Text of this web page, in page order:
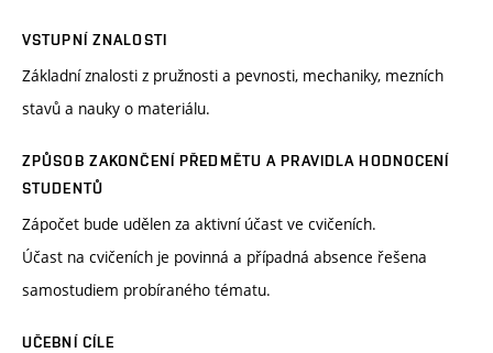
VSTUPNÍ ZNALOSTI
Základní znalosti z pružnosti a pevnosti, mechaniky, mezních
stavů a nauky o materiálu.
ZPŮSOB ZAKONČENÍ PŘEDMĚTU A PRAVIDLA HODNOCENÍ
STUDENTŮ
Zápočet bude udělen za aktivní účast ve cvičeních.
Účast na cvičeních je povinná a případná absence řešena
samostudiem probíraného tématu.
UČEBNÍ CÍLE